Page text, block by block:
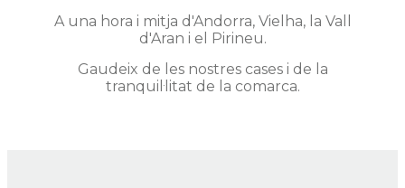
A una hora i mitja d'Andorra, Vielha, la Vall
d'Aran i el Pirineu.
Gaudeix de les nostres cases i de la
tranquil·litat de la comarca.